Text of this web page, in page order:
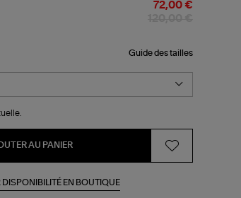
72,00 €
Guide des tailles
AU PANIER
DISPONIBILITÉ EN BOUTIQUE